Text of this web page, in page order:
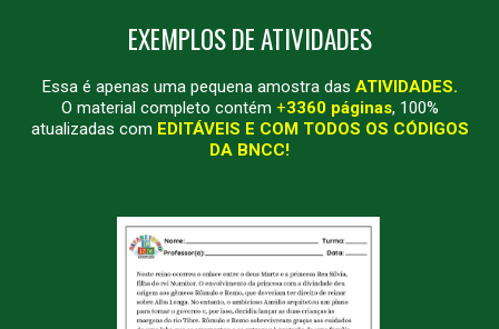
EXEMPLOS DE ATIVIDADES
Essa é apenas uma pequena amostra das ATIVIDADES.
O material completo contém +3360 páginas, 100%
atualizadas com EDITÁVEIS E COM TODOS OS CÓDIGOS
DA BNCC!